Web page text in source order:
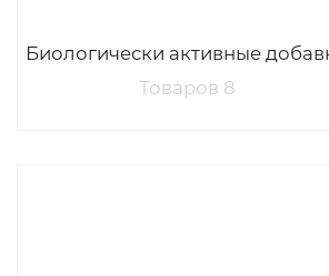
Биологически активные
Товаров 8